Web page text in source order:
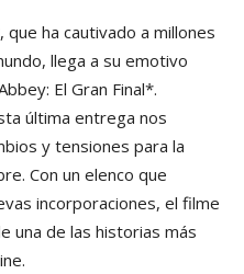
ha cautivado a millones
llega a su emotivo
El Gran Final*.
última entrega nos
y tensiones para la
Con un elenco que
incorporaciones, el filme
una de las historias más